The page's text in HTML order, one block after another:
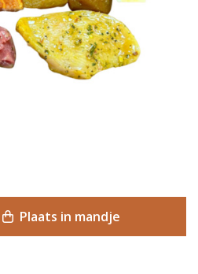
Plaats in mandje